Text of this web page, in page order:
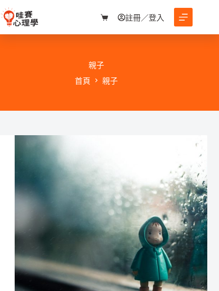
至
購
物
註冊／登入
親子
首頁
親子